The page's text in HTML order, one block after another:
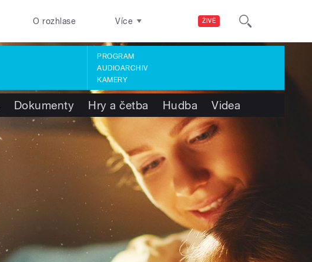
ŽIVĚ
O rozhlase Více
PROGRAM
AUDIOARCHIV
KAMERY
Dokumenty Hry a četba Hudba Videa